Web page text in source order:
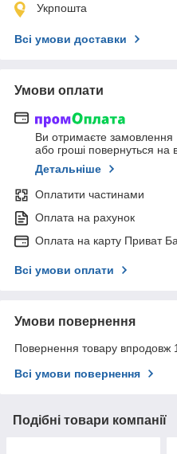
Укрпошта
Всі умови доставки
Умови оплати
Ви отримаєте замовлення
або гроші повернуться на
Детальніше
Оплатити частинами
Оплата на рахунок
Оплата на карту Приват
Всі умови оплати
Умови повернення
Повернення товару впродовж
Всі умови повернення
Подібні товари компанії